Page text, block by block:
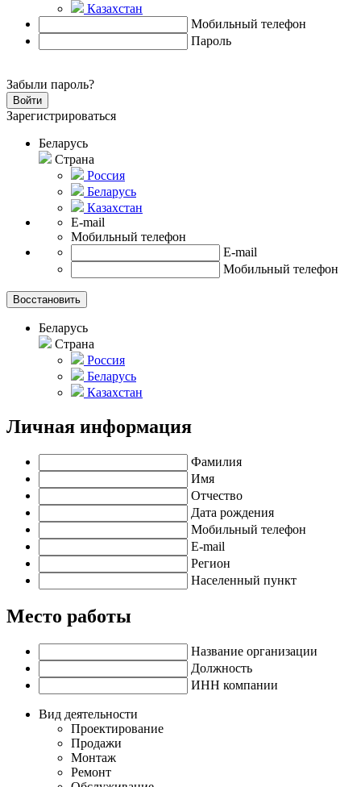
Казахстан
Мобильный телефон
Пароль
Забыли пароль?
Зарегистрироваться
Беларусь
Страна
Россия
Беларусь
Казахстан
E-mail
Мобильный телефон
E-mail
Мобильный телефон
Беларусь
Страна
Россия
Беларусь
Казахстан
Личная информация
Фамилия
Имя
Отчество
Дата рождения
Мобильный телефон
E-mail
Регион
Населенный пункт
Место работы
Название организации
Должность
ИНН компании
Вид деятельности
Проектирование
Продажи
Монтаж
Ремонт